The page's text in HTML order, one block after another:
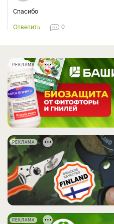
Спасибо
Ответить
0
РЕКЛАМА
РЕКЛАМА
РЕКЛАМА